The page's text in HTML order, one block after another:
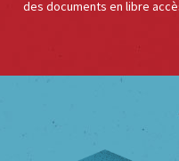
des documents en libre